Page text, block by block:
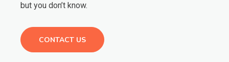
but you don’t know.
CONTACT US